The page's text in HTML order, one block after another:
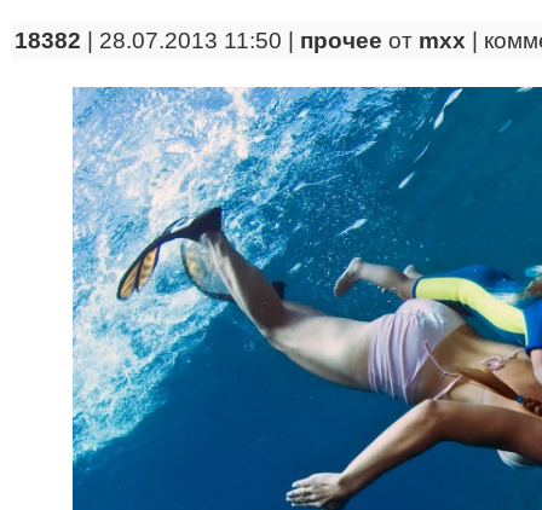
18382 | 28.07.2013 11:50 | прочее от mxx